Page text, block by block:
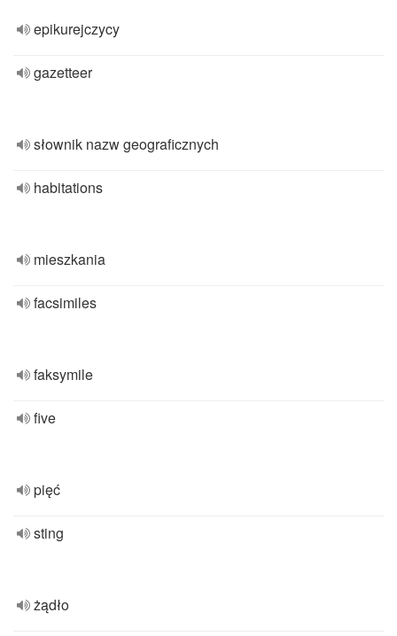
epikurejczycy
gazetteer
słownik nazw geograficznych
habitations
mieszkania
facsimiles
faksymile
five
pięć
sting
żądło